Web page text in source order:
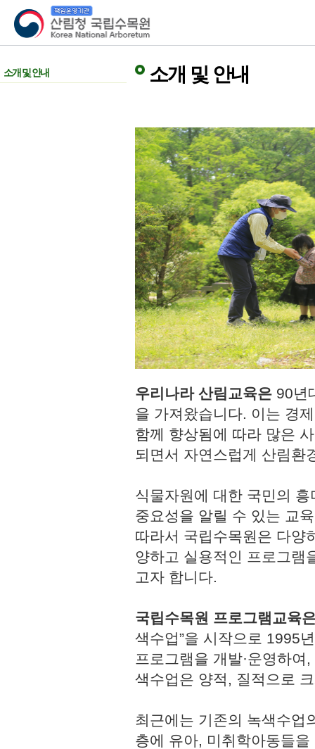
산림청 국립수목원
소개 및 안내 소개 및 안내
우리나라 산림교육은 90년
을 가져왔습니다. 이는 경
함께 향상됨에 따라 많은
되면서 자연스럽게 산림환
식물자원에 대한 국민의
중요성을 알릴 수 있는 교
따라서 국립수목원은 다양
양하고 실용적인 프로그램
고자 합니다.
국립수목원 프로그램교육
색수업”을 시작으로 1995
프로그램을 개발·운영하
색수업은 양적, 질적으로
최근에는 기존의 녹색수업
층에 유아, 미취학아동들